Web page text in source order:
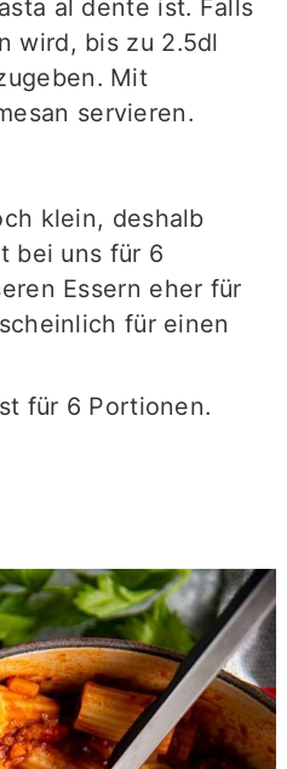
al dente ist. Falls
wird, bis zu 2.5dl
Mit
servieren.
klein, deshalb
bei uns für 6
Essern eher für
für einen
für 6 Portionen.